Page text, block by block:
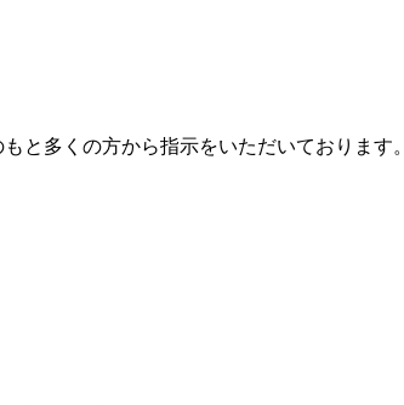
と多くの方から指示をいただいております。